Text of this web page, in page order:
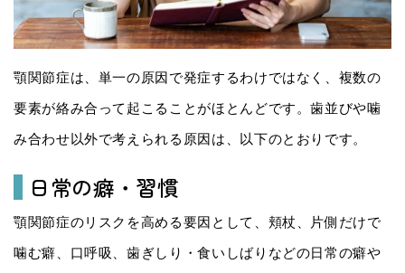
顎関節症は、単一の原因で発症するわけではなく、複数の
要素が絡み合って起こることがほとんどです。歯並びや噛
み合わせ以外で考えられる原因は、以下のとおりです。
日常の癖・習慣
顎関節症のリスクを高める要因として、頬杖、片側だけで
噛む癖、口呼吸、歯ぎしり・食いしばりなどの日常の癖や